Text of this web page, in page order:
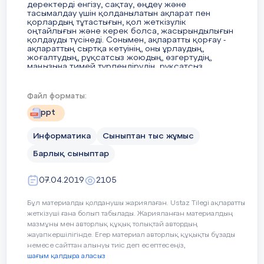
топография және басқа ғылымдарға
және үш өлшемді туындылар; ЭЕМ-ге
С- деңгей
жасанды интеллектіні пайдалану)
ЖИ-ді пайдаланған кезде оның
деректерді енгізу, сақтау, өңдеу және
тасымалдау үшін қолданылатын ақпарат пен
қорлардың тұтастығын, қол жеткізулік
оңтайлығын және керек болса, жасырындылығын
қолдауды түсінеді. Сонымен, ақпаратты қорғау -
ақпараттың сыртқа кетуінің, оны ұрлаудың,
жоғалтудың, рұқсатсыз жоюдың, өзгертудің,
маңызына тимей түрлендірудің, рұқсатсыз
қамтамасыз ету кезін қойылатын шектеулерді
қанағаттандыруға бағытталған
ұйымдастырушылық, программалық және
техникалық әдістер мен құралдардан тұрады.
Ақпараттың қауіпсіздігіне төнетін қауіптер мен
ақпараттың шығу каналы Ақпараттық қауіпсіздік
негізгі түсініктері  Ақпараттық қауіпсіздік (кең
мәнде) - мынау субъектілер мүдделерінің
қорғанушылық күй-жағдайы  Субъектілердің
мүдделерін қанағаттандуру үшін кез-келген
уақытта тұрақты ұстап тұру қажет:  ақпараттың
Файл форматы:
ppt
Информатика Сыныптан тыс жұмыс
Барлық сыныптар
07.04.2019 2105
Бұл материалды қолданушы жариялаған. Ustaz Tilegi ақпаратты
жеткізуші ғана болып табылады. Жарияланған материалдың
мазмұны мен авторлық құқық толықтай автордың
жауапкершілігінде. Егер материал авторлық құқықты бұзады
немесе сайттан алынуы тиіс деп есептесеңіз,
шағым қалдыра аласыз